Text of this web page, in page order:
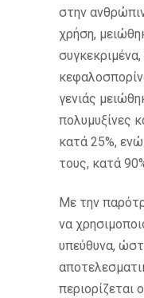
στην
χρήση,
γενιάς
πολυμυξίνες
κατά 25%,
τους, κατά
Με την
να
υπεύθυνα,
περιορίζεται